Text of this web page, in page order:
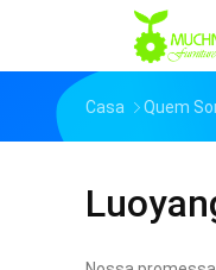
Casa Quem